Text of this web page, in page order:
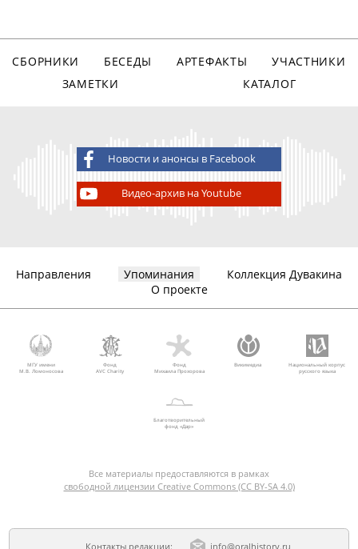
СБОРНИКИ БЕСЕДЫ АРТЕФАКТЫ
УЧАСТНИКИ
ЗАМЕТКИ
КАТАЛОГ
Новости и анонсы в Facebook
Видео-архив на Youtube
Направления Упоминания
Коллекция Дувакина
О проекте
МГУ имени
М.В. Ломоносова
Фонд
AVC Charity
Фонд
Михаила Прохорова
Викимедиа
Национальный корпус
русского языка
Благотворительный
фонд «Дар»
Все материалы предоставляются в рамках
свободной лицензии Creative Commons (CC BY-SA 4.0)
Контакты редакции: info@oralhistory.ru